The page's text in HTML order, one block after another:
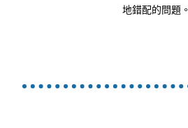
地錯配的問題。